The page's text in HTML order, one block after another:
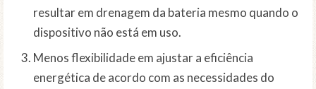
resultar em drenagem da bateria mesmo quando o
dispositivo não está em uso.
Menos flexibilidade em ajustar a eficiência
energética de acordo com as necessidades do